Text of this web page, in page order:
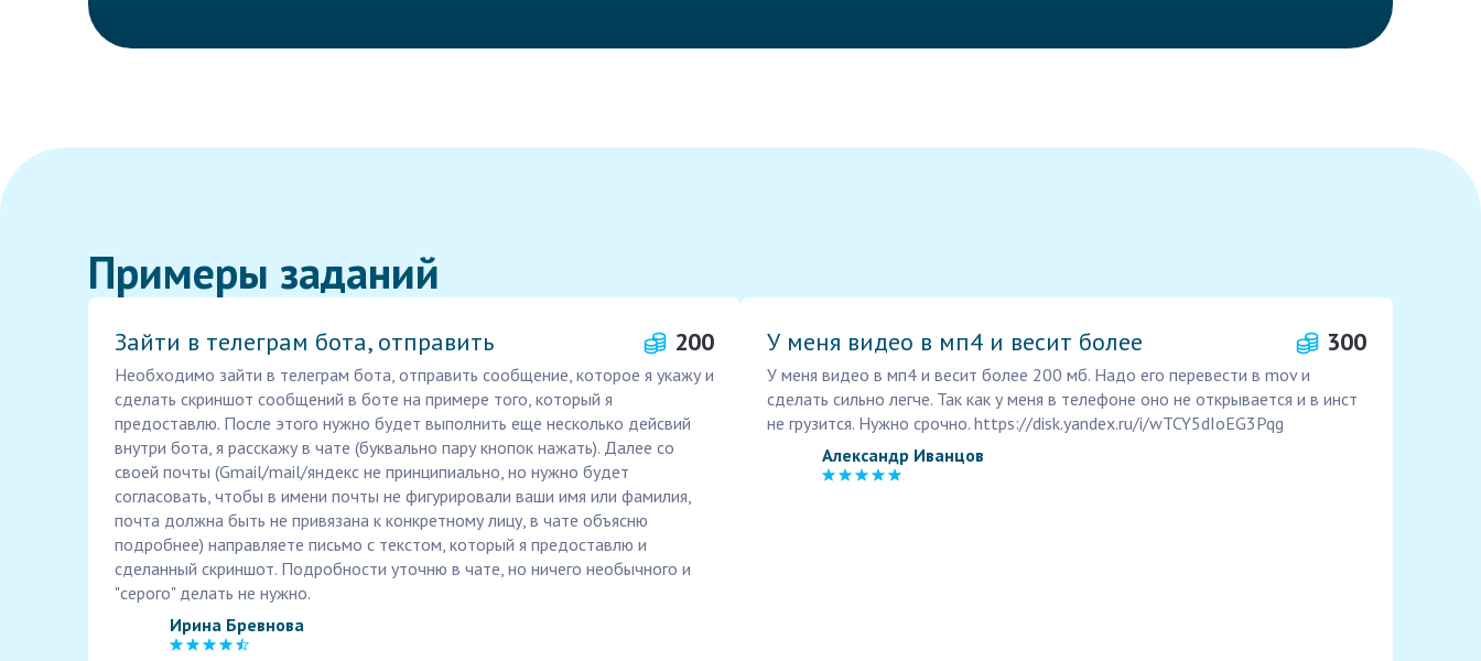
Примеры заданий
Зайти в телеграм бота, отправить 200
Необходимо зайти в телеграм бота, отправить сообщение, которое я укажу и
сделать скриншот сообщений в боте на примере того, который я
предоставлю. После этого нужно будет выполнить еще несколько дейсвий
внутри бота, я расскажу в чате (буквально пару кнопок нажать). Далее со
своей почты (Gmail/mail/яндекс не принципиально, но нужно будет
согласовать, чтобы в имени почты не фигурировали ваши имя или фамилия,
почта должна быть не привязана к конкретному лицу, в чате объясню
подробнее) направляете письмо с текстом, который я предоставлю и
сделанный скриншот. Подробности уточню в чате, но ничего необычного и
"серого" делать не нужно.
Ирина Бревнова
У меня видео в мп4 и весит более 300
У меня видео в мп4 и весит более 200 мб. Надо его перевести в mov и
сделать сильно легче. Так как у меня в телефоне оно не открывается и в инст
не грузится. Нужно срочно. https://disk.yandex.ru/i/wTCY5dIoEG3Pqg
Александр Иванцов